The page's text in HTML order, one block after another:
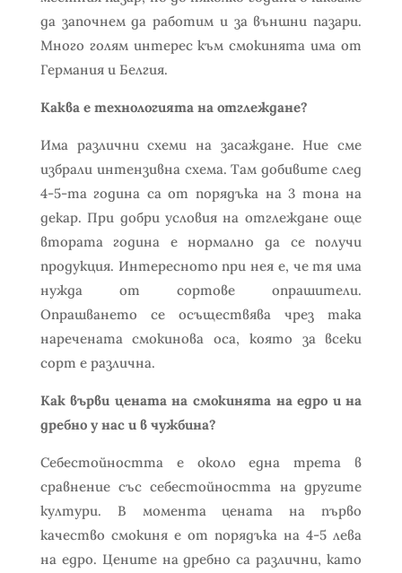
да започнем да работим и за външни пазари.
Много голям интерес към смокинята има от
Германия и Белгия.
Каква е технологията на отглеждане?
Има различни схеми на засаждане. Ние сме
избрали интензивна схема. Там добивите след
4-5-та година са от порядъка на 3 тона на
декар. При добри условия на отглеждане още
втората година е нормално да се получи
продукция. Интересното при нея е, че тя има
нужда от сортове опрашители.
Опрашването се осъществява чрез така
наречената смокинова оса, която за всеки
сорт е различна.
Как върви цената на смокинята на едро и на
дребно у нас и в чужбина?
Себестойността е около една трета в
сравнение със себестойността на другите
култури. В момента цената на първо
качество смокиня е от порядъка на 4-5 лева
на едро. Цените на дребно са различни, като